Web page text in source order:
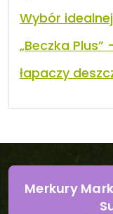
Wybór
„Beczka
łapaczy
Merkury